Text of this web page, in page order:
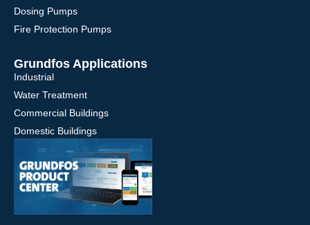
Dosing Pumps
Fire Protection Pumps
Grundfos Applications
Industrial
Water Treatment
Commercial Buildings
Domestic Buildings